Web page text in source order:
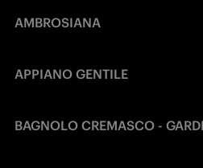
AMBROSIANA
APPIANO GENTILE
BAGNOLO CREMASCO -